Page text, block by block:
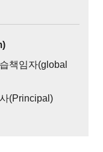
책임자(global
(Principal)